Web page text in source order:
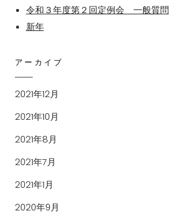
令和３年度第２回定例会 一般質問
新年
アーカイブ
2021年12月
2021年10月
2021年8月
2021年7月
2021年1月
2020年9月